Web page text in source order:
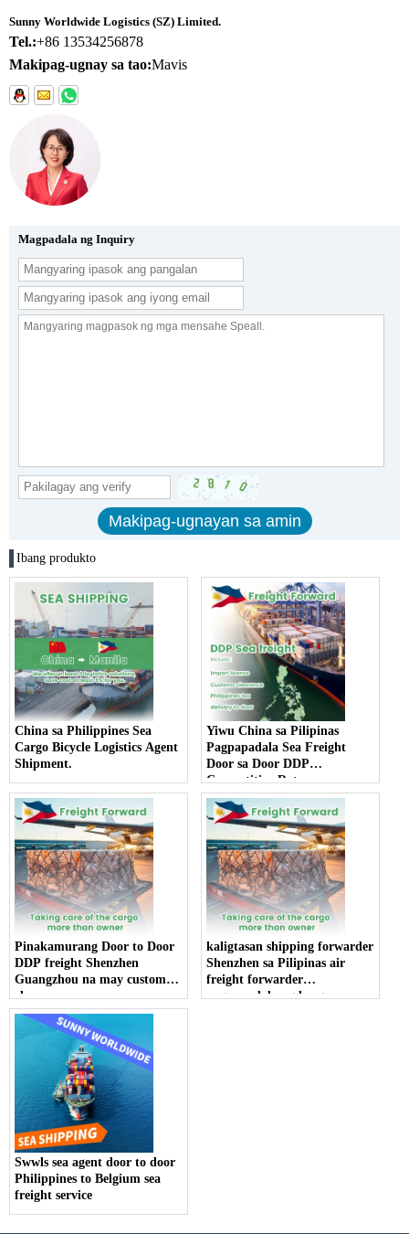
Sunny Worldwide Logistics (SZ) Limited.
Tel.:+86 13534256878
Makipag-ugnay sa tao:Mavis
Magpadala ng Inquiry
Ibang produkto
China sa Philippines Sea
Cargo Bicycle Logistics Agent
Shipment.
Yiwu China sa Pilipinas
Pagpapadala Sea Freight
Door sa Door DDP
Competitive Rate
Pinakamurang Door to Door
DDP freight Shenzhen
Guangzhou na may customs
clearance
kaligtasan shipping forwarder
Shenzhen sa Pilipinas air
freight forwarder
pagpapadala ng karga
Swwls sea agent door to door
Philippines to Belgium sea
freight service